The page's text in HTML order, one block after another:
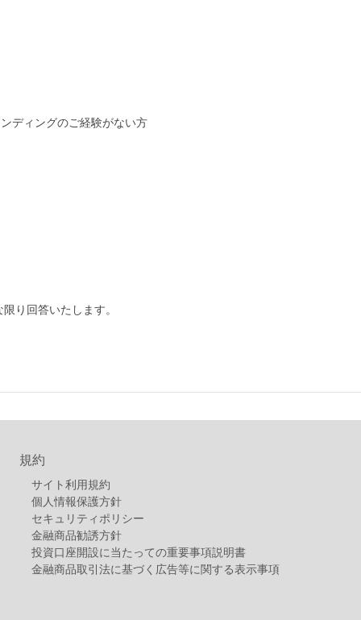
ディングのご経験がない方
り回答いたします。
規約
サイト利用規約
個人情報保護方針
セキュリティポリシー
金融商品勧誘方針
投資口座開設に当たっての重要事項説明書
金融商品取引法に基づく広告等に関する表示事項